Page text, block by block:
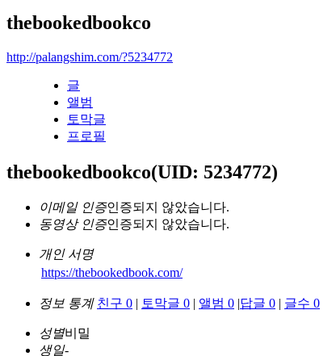
thebookedbookco
http://palangshim.com/?5234772
글
앨범
토막글
프로필
thebookedbookco(UID: 5234772)
이메일 인증인증되지 않았습니다.
동영상 인증인증되지 않았습니다.
개인 서명
https://thebookedbook.com/
정보 통계 친구 0 | 토막글 0 | 앨범 0 |답글 0 | 글수 0
성별비밀
생일-